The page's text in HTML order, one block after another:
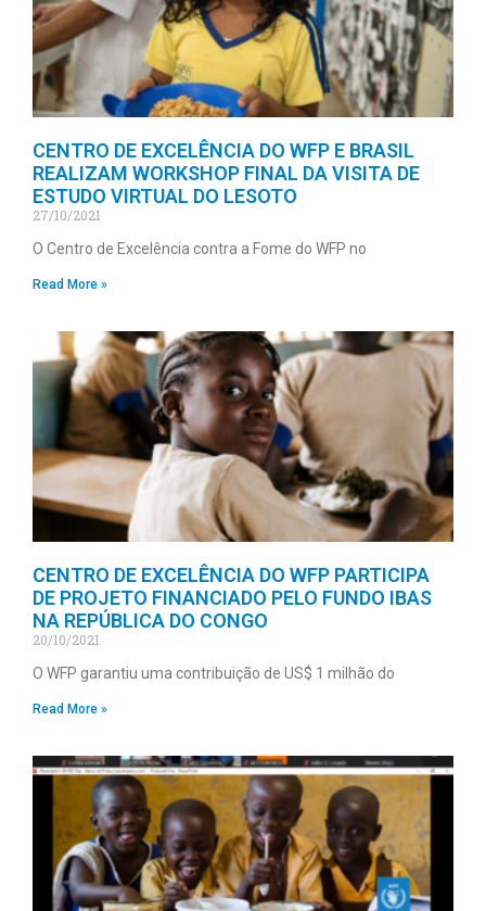
CENTRO DE EXCELÊNCIA DO WFP E BRASIL
REALIZAM WORKSHOP FINAL DA VISITA DE
ESTUDO VIRTUAL DO LESOTO
27/10/2021
O Centro de Excelência contra a Fome do WFP no
Read More »
CENTRO DE EXCELÊNCIA DO WFP PARTICIPA
DE PROJETO FINANCIADO PELO FUNDO IBAS
NA REPÚBLICA DO CONGO
20/10/2021
O WFP garantiu uma contribuição de US$ 1 milhão do
Read More »